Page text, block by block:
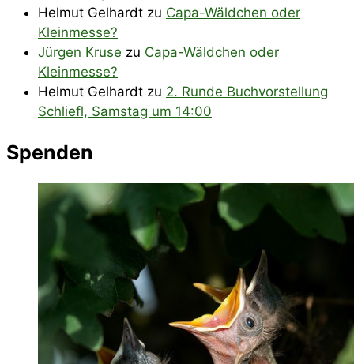
Helmut Gelhardt zu Capa-Wäldchen oder
Kleinmesse?
Jürgen Kruse zu Capa-Wäldchen oder
Kleinmesse?
Helmut Gelhardt zu 2. Runde Buchvorstellung
Schliefl, Samstag um 14:00
Spenden